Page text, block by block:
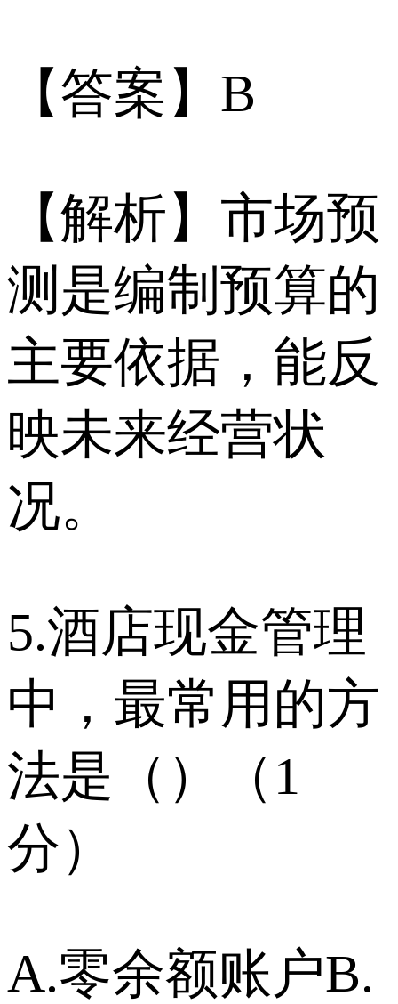
【答案】B
【解析】市场预
测是编制预算的
主要依据，能反
映未来经营状
况。
5.酒店现金管理
中，最常用的方
法是（）（1
分）
A.零余额账户B.